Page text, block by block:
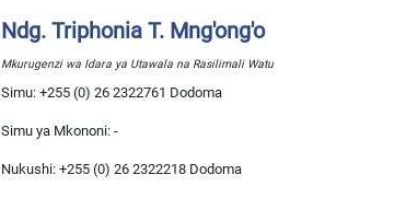
Ndg. Triphonia T. Mng'ong'o
Mkurugenzi wa Idara ya Utawala na Rasilimali Watu
Simu: +255 (0) 26 2322761 Dodoma
Simu ya Mkononi: -
Nukushi: +255 (0) 26 2322218 Dodoma